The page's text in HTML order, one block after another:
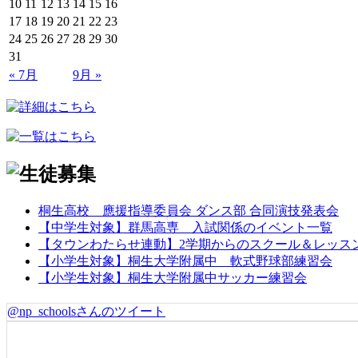
10 11 12 13 14 15 16
17 18 19 20 21 22 23
24 25 26 27 28 29 30
31
« 7月
9月 »
桐生高校 應援指導委員会 ダンス部 合同演技発表会
【中学生対象】群馬高専 入試関係のイベント一覧
【タウンわたらせ連動】2学期からのスクール＆レッ
【小学生対象】桐生大学附属中 軟式野球部練習会
【小学生対象】桐生大学附属中サッカー練習会
@np_schoolsさんのツイート